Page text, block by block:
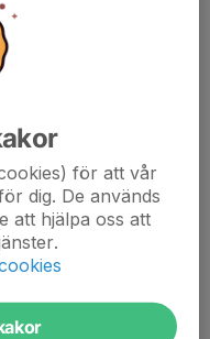
framemot att
dela på hallarna och i år
för att vår
dig. De används
att hjälpa oss att